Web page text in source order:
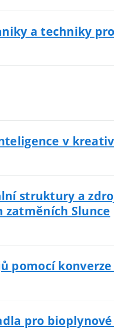
a techniky
v
struktury a
Slunce
pomocí
pro